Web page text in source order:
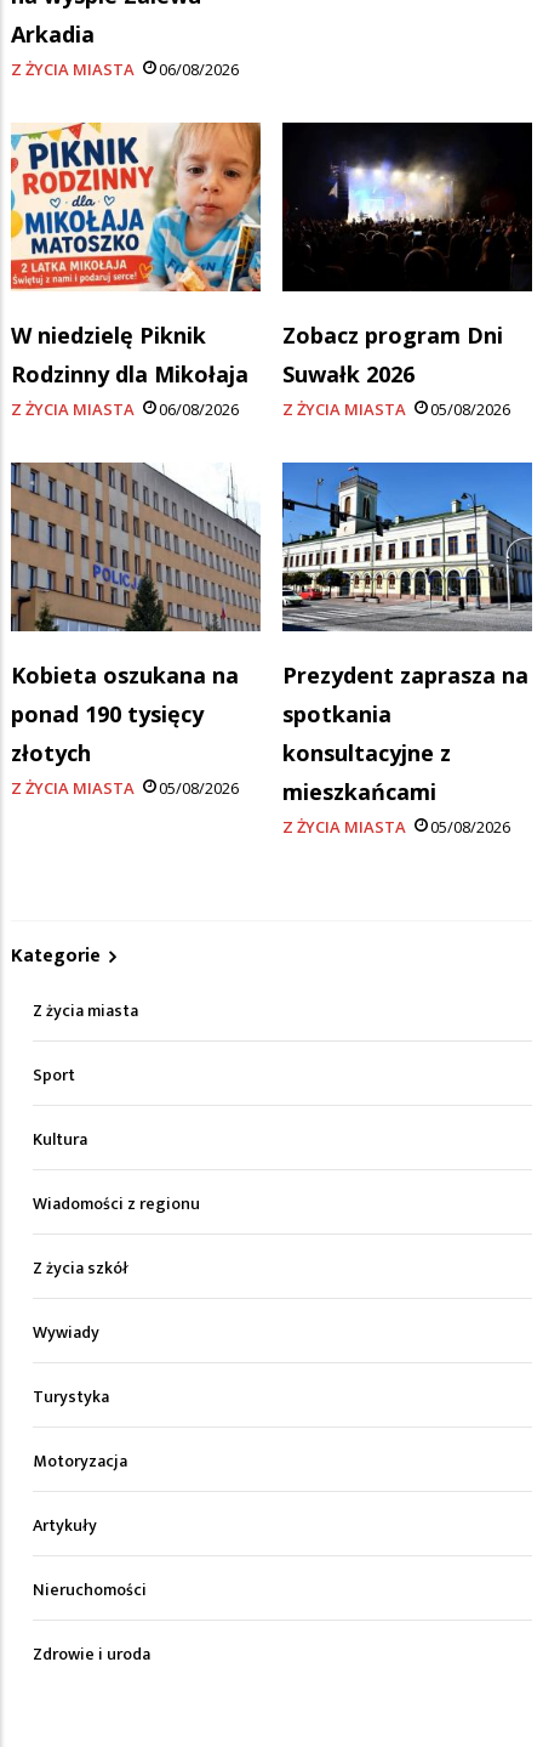
Arkadia
Z ŻYCIA MIASTA 06/08/2026
W niedzielę Piknik
Rodzinny dla Mikołaja
Z ŻYCIA MIASTA 06/08/2026
Zobacz program Dni
Suwałk 2026
Z ŻYCIA MIASTA 05/08/2026
Kobieta oszukana na
ponad 190 tysięcy
złotych
Z ŻYCIA MIASTA 05/08/2026
Prezydent zaprasza na
spotkania
konsultacyjne z
mieszkańcami
Z ŻYCIA MIASTA 05/08/2026
Kategorie
Z życia miasta
Sport
Kultura
Wiadomości z regionu
Z życia szkół
Wywiady
Turystyka
Motoryzacja
Artykuły
Nieruchomości
Zdrowie i uroda